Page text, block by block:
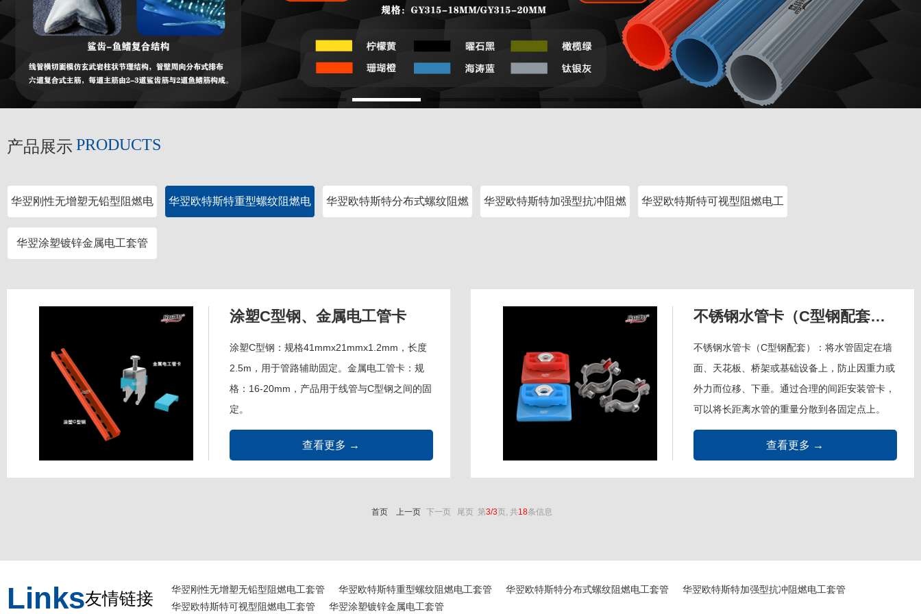
产品展示 PRODUCTS
华翌刚性无增塑无铅型阻燃电 华翌欧特斯特重型螺纹阻燃电 华翌欧特斯特分布式螺纹阻燃 华翌欧特斯特加强型抗冲阻燃 华翌欧特斯特可视型阻燃电工
华翌涂塑镀锌金属电工套管
涂塑C型钢、金属电工管卡
涂塑C型钢：规格41mmx21mmx1.2mm，长度
2.5m，用于管路辅助固定。金属电工管卡：规
格：16-20mm，产品用于线管与C型钢之间的固
定。
查看更多 →
不锈钢水管卡（C型钢配套）、管束扣垫
不锈钢水管卡（C型钢配套）：将水管固定在墙
面、天花板、桥架或基础设备上，防止因重力或
外力而位移、下垂。通过合理的间距安装管卡，
可以将长距离水管的重量分散到各固定点上。
304不锈钢材质具备良好的防锈能力，在拥有优
秀的耐腐蚀能力的同时兼顾高机械强度，不易变
查看更多 →
首页 上一页 下一页 尾页 第3/3页, 共18条信息
Links友情链接 华翌刚性无增塑无铅型阻燃电工套管 华翌欧特斯特重型螺纹阻燃电工套管 华翌欧特斯特分布式螺纹阻燃电工套管
华翌欧特斯特加强型抗冲阻燃电工套管
华翌欧特斯特可视型阻燃电工套管
华翌涂塑镀锌金属电工套管